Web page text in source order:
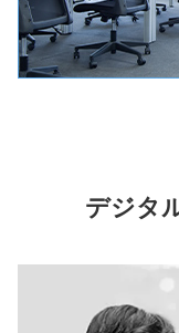
デジタ